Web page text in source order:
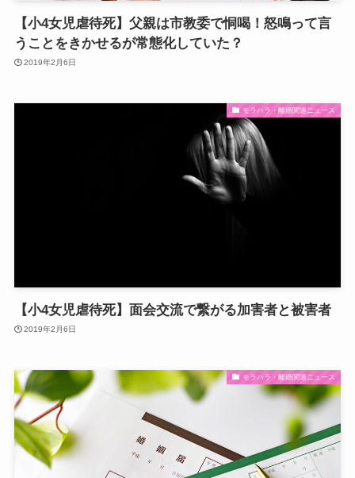
【小4女児虐待死】父親は市教委で恫喝！怒鳴って言
うことをきかせるが常態化していた？
2019年2月6日
モラハラ・離婚関連ニュース
【小4女児虐待死】面会交流で繋がる加害者と被害者
2019年2月6日
モラハラ・離婚関連ニュース